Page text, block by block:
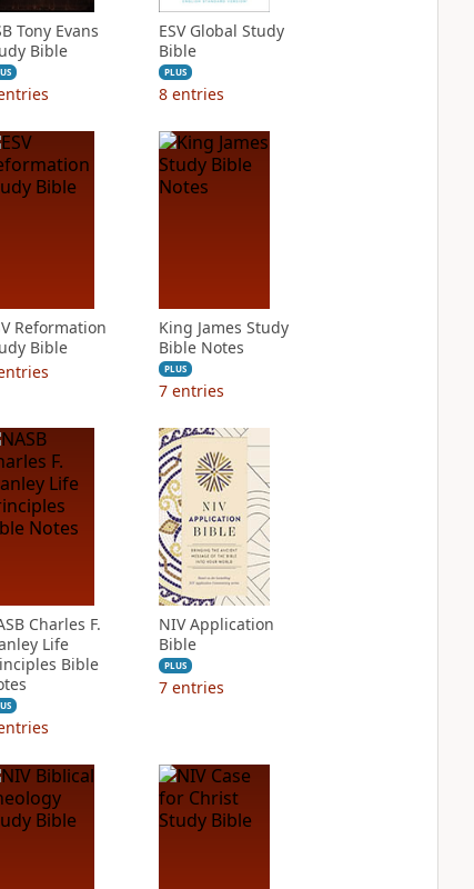
Tony Evans
Bible
ESV Global Study
Bible
PLUS
8 entries
Reformation
Bible
King James Study
Bible Notes
PLUS
7 entries
Charles F.
Life
Bible
NIV Application
Bible
PLUS
7 entries